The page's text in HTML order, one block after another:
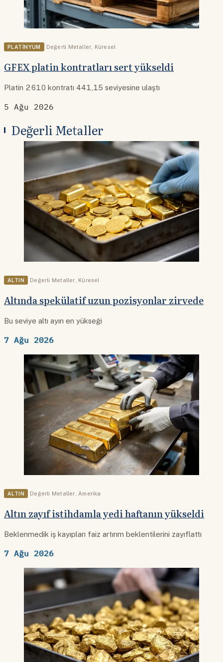
PLATINYUM Değerli Metaller Küresel
GFEX platin kontratları sert yükseldi
Platin 2610 kontratı 441,15 seviyesine ulaştı
5 Ağu 2026
Değerli Metaller
ALTIN Değerli Metaller Küresel
Altında spekülatif uzun pozisyonlar zirvede
Bu seviye altı ayın en yükseği
7 Ağu 2026
ALTIN Değerli Metaller Amerika
Altın zayıf istihdamla yedi haftanın yükseldi
Beklenmedik iş kayıpları faiz artırım beklentilerini zayıflattı
7 Ağu 2026